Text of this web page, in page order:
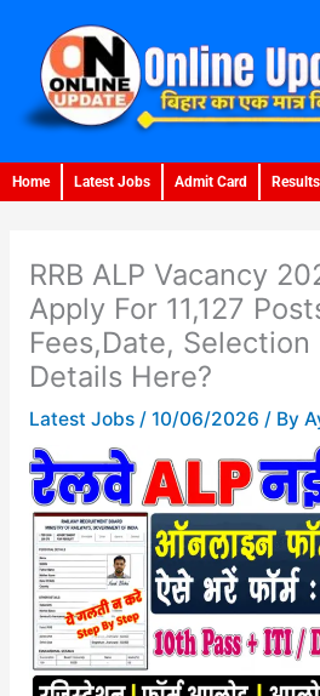
content
Home Latest Jobs Admit Card Results
RRB ALP Vacancy
Apply For 11,127
Fees,Date, Selection
Details Here?
Latest Jobs/ 10/06/2026 / By